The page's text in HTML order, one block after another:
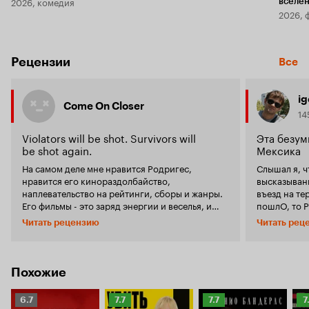
2026,
Рецензии Все
Come On Closer
Violators will be shot. Survivors will
be shot again.
На самом деле мне нравится Родригес,
нравится его кинораздолбайство,
наплевательство на рейтинги, сборы и жанры.
Его фильмы - это заряд энергии и веселья, и
можно закрыть глаза на идиотскую трилогию
'Детей шпионов', на дурацкий 'Камень
пропало. Интересно почему? Да,
действительно, интересно почему я только
сейчас вспомнил, что из всех фильмов
Читать рецензию
Эта
Мексика
Слышал я,
въезд на
пошлО, то
вторым
Потому
он как-то
молодые
Читать
Похожие
Рейтинг
6.7
Рейтинг
7.7
Рейтинг
7.7